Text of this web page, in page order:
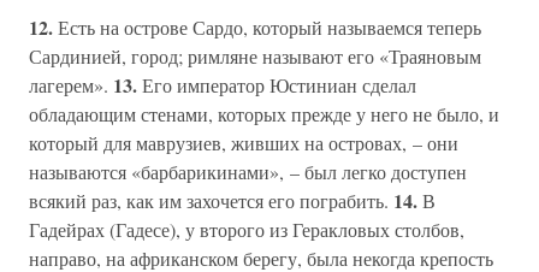
12.Есть на острове Сардо, который называемся теперь
Сардинией, город; римляне называют его «Траяновым
лагерем». 13.Его император Юстиниан сделал
обладающим стенами, которых прежде у него не было, и
который для маврузиев, живших на островах, – они
называются «барбарикинами», – был легко доступен
всякий раз, как им захочется его пограбить. 14.В
Гадейрах (Гадесе), у второго из Геракловых столбов,
направо, на африканском берегу, была некогда крепость